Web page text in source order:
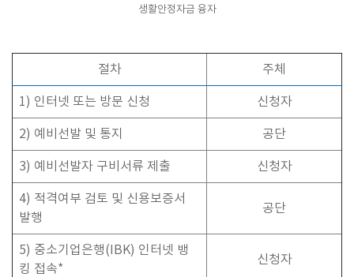
생활안정자금 융자
절차 주체
1) 인터넷 또는 방문 신청 신청자
2) 예비선발 및 통지 공단
3) 예비선발자 구비서류 제출 신청자
4) 적격여부 검토 및 신용보증서
발행
공단
5) 중소기업은행(IBK) 인터넷 뱅
킹 접속*
신청자